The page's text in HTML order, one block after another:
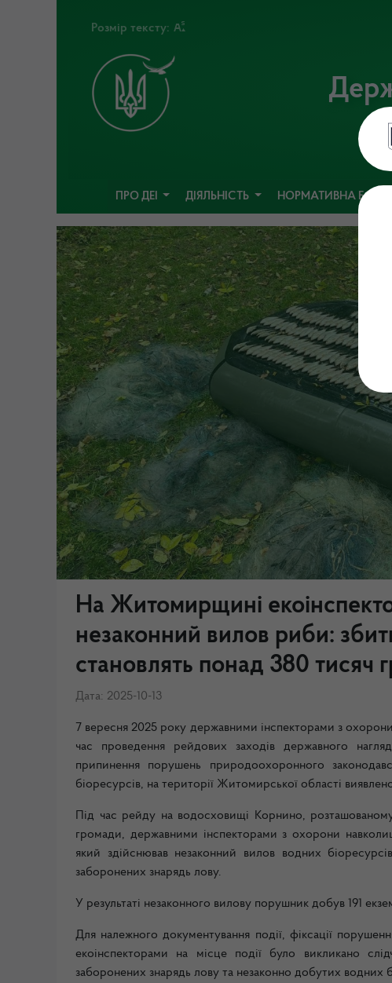
Розмір тексту:
ПРО ДЕІ ДІЯЛЬНІСТЬ НОРМАТИВНА БАЗА
На Житомирщині
незаконний вилов риби:
становлять понад 380 тисяч
Дата: 2025-10-13
7 вересня 2025 року державними інспекторами з
час проведення рейдових заходів державного
припинення порушень природоохоронного
біоресурсів, на території Житомирської області
Під час рейду на водосховищі Корнино,
громади, державними інспекторами з охорони
який здійснював незаконний вилов водних
заборонених знарядь лову.
У результаті незаконного вилову порушник добув 191
Для належного документування події, фіксації
екоінспекторами на місце події було викликано
заборонених знарядь лову та незаконно добутих водних